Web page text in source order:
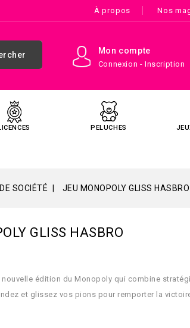
À propos Nos
Mon compte
Connexion - Inscription
PELUCHES
SOCIÉTÉ JEU MONOPOLY GLISS HASBRO
GLISS HASBRO
nouvelle édition du Monopoly qui combine
et glissez vos pions pour remporter la